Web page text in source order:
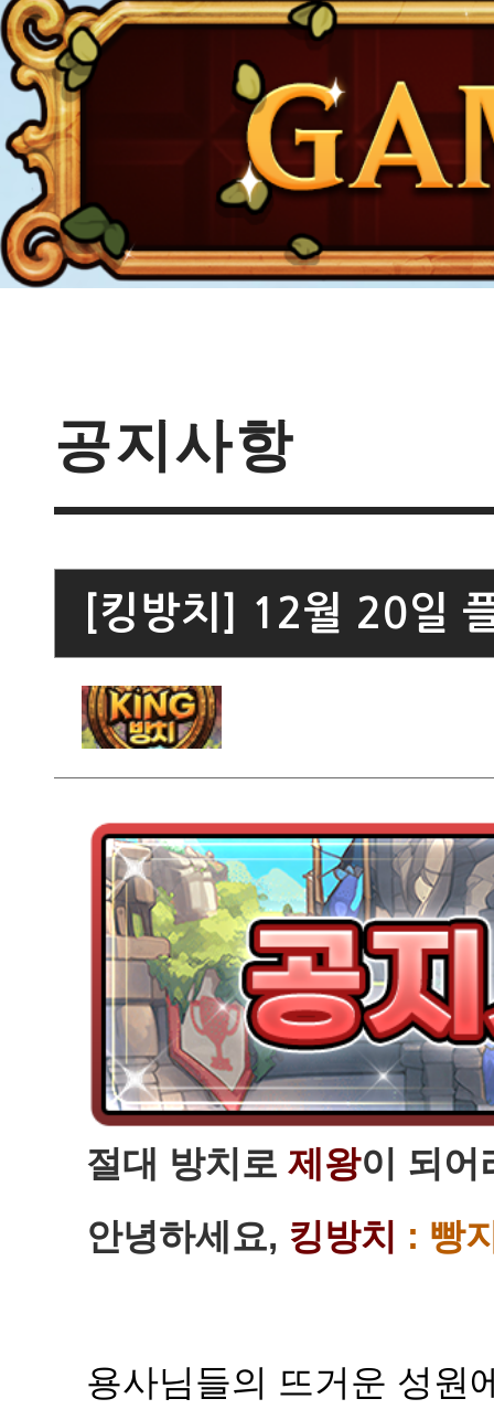
공지사항
[킹방치] 12월 20일
절대 방치로제왕이 되어
안녕하세요, 킹방치 : 빵
용사님들의 뜨거운 성원